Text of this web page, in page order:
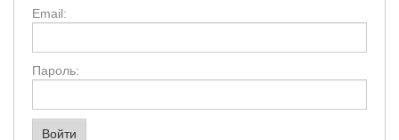
Email:
Пароль: